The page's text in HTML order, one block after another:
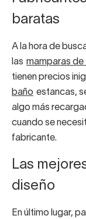
baratas
A la hora de
las mamparas de
tienen precios
baño estancas,
algo más
cuando se
fabricante.
Las
diseño
En último lugar,